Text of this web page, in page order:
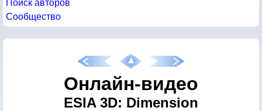
Поиск авторов
Сообщество
Онлайн-видео
ESIA 3D: Dimension